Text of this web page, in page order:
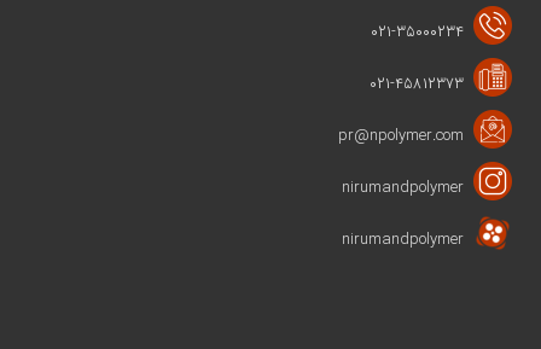
۰۲۱-۳۵۰۰۰۲۳۴
۰۲۱-۴۵۸۱۲۳۷۳
pr@npolymer.com
nirumandpolymer
nirumandpolymer